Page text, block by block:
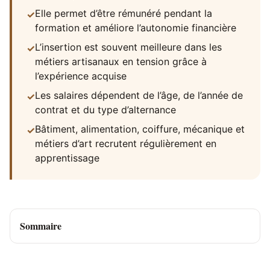
✓Elle permet d’être rémunéré pendant la
formation et améliore l’autonomie financière
✓L’insertion est souvent meilleure dans les
métiers artisanaux en tension grâce à
l’expérience acquise
✓Les salaires dépendent de l’âge, de l’année de
contrat et du type d’alternance
✓Bâtiment, alimentation, coiffure, mécanique et
métiers d’art recrutent régulièrement en
apprentissage
Sommaire